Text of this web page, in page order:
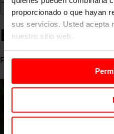
proporcionado o que hayan
sus servicios. Usted acepta
nuestro sitio web.
Boris Haganey
Fundador de Robinsun